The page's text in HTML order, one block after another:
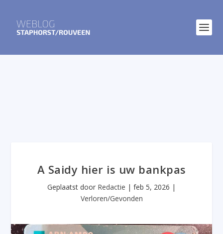
A Saidy hier is uw bankpas
Geplaatst door Redactie | feb 5, 2026 |
Verloren/Gevonden